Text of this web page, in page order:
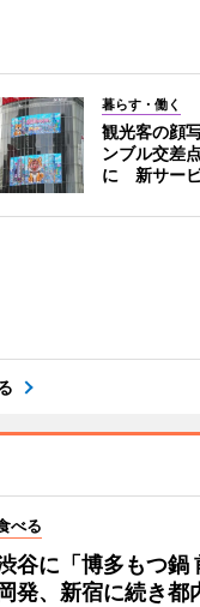
暮らす・働く
観光客の顔
ンブル交差
に 新サー
べる
谷に「博多もつ
岡発、新宿に続き都